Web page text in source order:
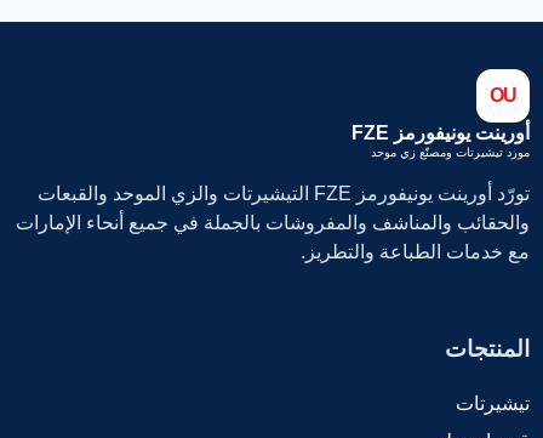
OU
أورينت يونيفورمز FZE
مورد تيشيرتات ومصنّع زي موحد
تورّد أورينت يونيفورمز FZE التيشيرتات والزي الموحد والقبعات
والحقائب والمناشف والمفروشات بالجملة في جميع أنحاء الإمارات
مع خدمات الطباعة والتطريز.
المنتجات
تيشيرتات